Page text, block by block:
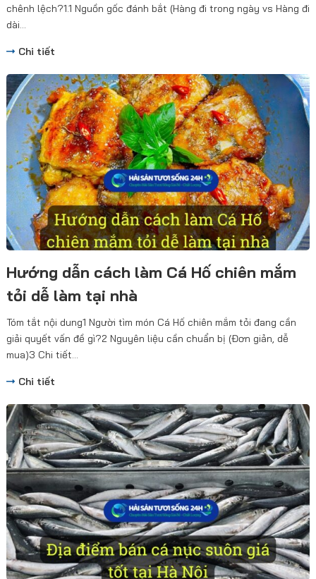
chênh lệch?1.1 Nguồn gốc đánh bắt (Hàng đi trong ngày vs Hàng đi
dài...
Chi tiết
Hướng dẫn cách làm Cá Hố chiên mắm
tỏi dễ làm tại nhà
Tóm tắt nội dung1 Người tìm món Cá Hố chiên mắm tỏi đang cần
giải quyết vấn đề gì?2 Nguyên liệu cần chuẩn bị (Đơn giản, dễ
mua)3 Chi tiết...
Chi tiết